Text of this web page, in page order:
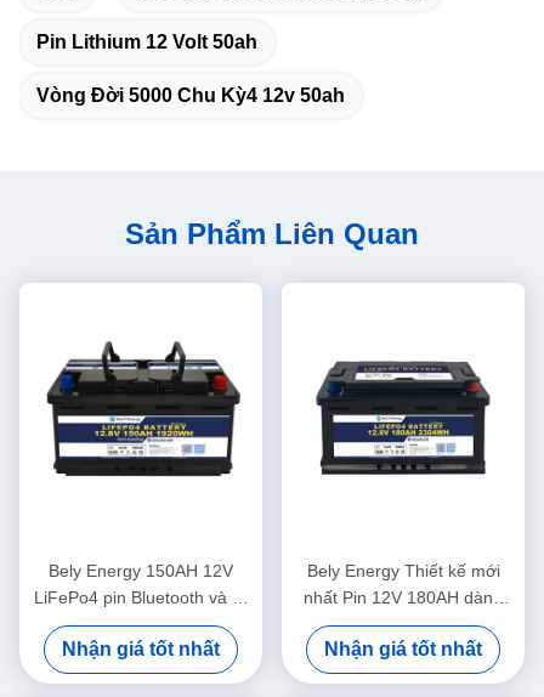
Pin Lithium 12 Volt 50ah
Vòng Đời 5000 Chu Kỳ4 12v 50ah
Sản Phẩm Liên Quan
Bely Energy 150AH 12V
LiFePo4 pin Bluetooth và tự
sưởi ấm cho Yachit Medical
Nhận giá tốt nhất
Bely Energy Thiết kế mới
nhất Pin 12V 180AH dành
cho Bluetooth cho Trạm cơ
sở lưu trữ năng lượng UPS
RV
Nhận giá tốt nhất